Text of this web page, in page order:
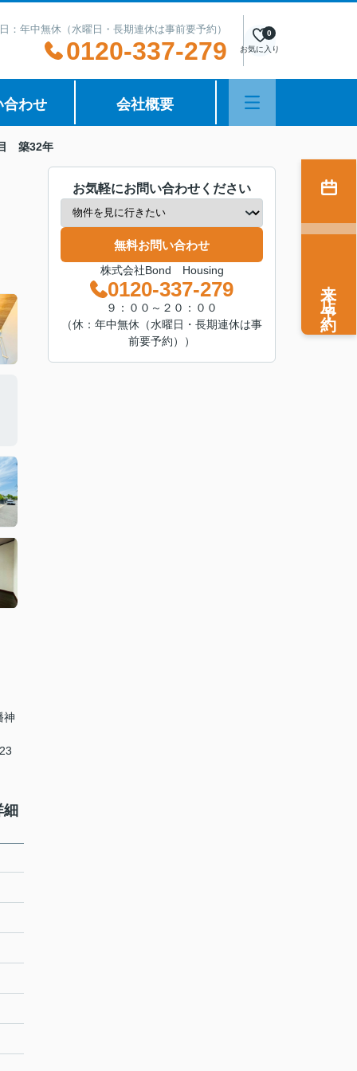
年中無休（水曜日・長期連休は事前要予約）
0120-337-279 お気に入り
0
合わせ 会社概要
築32年
神
お気軽にお問い合わせください
無料お問い合わせ
株式会社Bond Housing
0120-337-279
９：００～２０：００
（休：年中無休（水曜日・長期連休は事
前要予約））
来店予約